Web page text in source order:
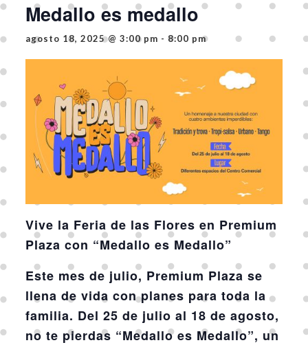
Medallo es medallo
agosto 18, 2025 @ 3:00 pm - 8:00 pm
Vive la Feria de las Flores en Premium
Plaza con “Medallo es Medallo”
Este mes de julio, Premium Plaza se
llena de vida con planes para toda la
familia. Del 25 de julio al 18 de agosto,
no te pierdas “Medallo es Medallo”, un